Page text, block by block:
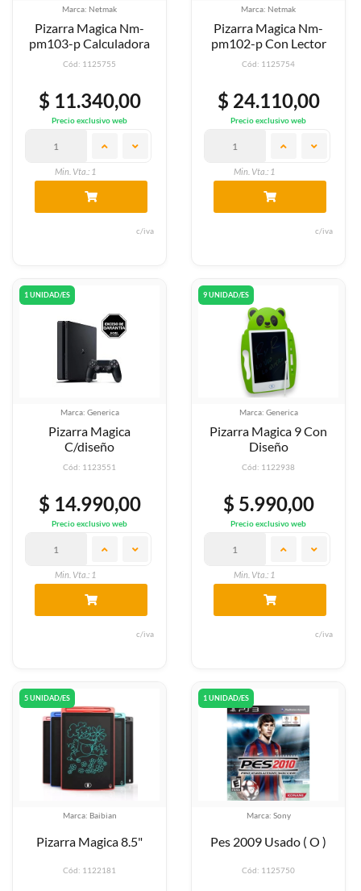
Marca: Netmak
Pizarra Magica Nm-
pm103-p Calculadora
Cód: 1125755
$ 11.340,00
Precio exclusivo web
Min. Vta.: 1
c/iva
Marca: Netmak
Pizarra Magica Nm-
pm102-p Con Lector
Cód: 1125754
$ 24.110,00
Precio exclusivo web
Min. Vta.: 1
c/iva
1 UNIDAD/ES
Marca: Generica
Pizarra Magica
C/diseño
Cód: 1123551
$ 14.990,00
Precio exclusivo web
Min. Vta.: 1
c/iva
9 UNIDAD/ES
Marca: Generica
Pizarra Magica 9 Con
Diseño
Cód: 1122938
$ 5.990,00
Precio exclusivo web
Min. Vta.: 1
c/iva
5 UNIDAD/ES
Marca: Baibian
Pizarra Magica 8.5"
Cód: 1122181
1 UNIDAD/ES
Marca: Sony
Pes 2009 Usado ( O )
Cód: 1125750